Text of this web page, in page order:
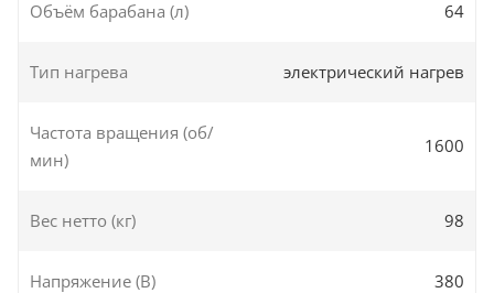
Объём барабана (л) 64
Тип нагрева электрический нагрев
Частота вращения (об/
мин)
1600
Вес нетто (кг) 98
Напряжение (В) 380